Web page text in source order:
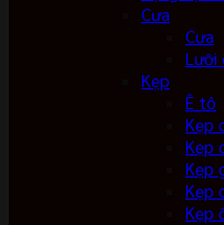
Cưa
Cưa
Lưỡi
Kẹp
Ê tô
Kẹp
Kẹp
Kẹp
Kẹp
Kẹp